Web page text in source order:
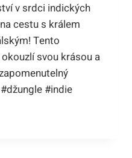
v srdci indických
cestu s králem
Tento
svou krásou a
#indie